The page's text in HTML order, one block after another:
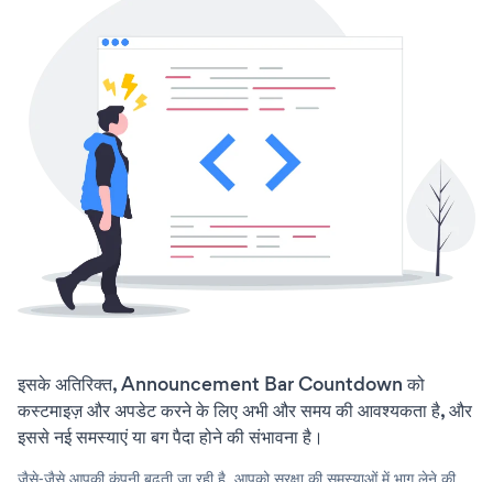
इसके अतिरिक्त, Announcement Bar Countdown को
कस्टमाइज़ और अपडेट करने के लिए अभी और समय की आवश्यकता है, और
इससे नई समस्याएं या बग पैदा होने की संभावना है।